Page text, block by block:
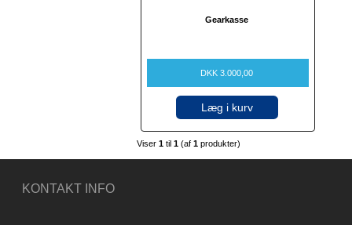
Gearkasse
DKK 3.000,00
Læg i kurv
Viser 1 til 1 (af 1 produkter)
KONTAKT INFO